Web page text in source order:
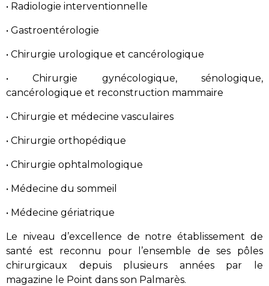
• Radiologie interventionnelle
• Gastroentérologie
• Chirurgie urologique et cancérologique
• Chirurgie gynécologique, sénologique,
cancérologique et reconstruction mammaire
• Chirurgie et médecine vasculaires
• Chirurgie orthopédique
• Chirurgie ophtalmologique
• Médecine du sommeil
• Médecine gériatrique
Le niveau d’excellence de notre établissement de
santé est reconnu pour l’ensemble de ses pôles
chirurgicaux depuis plusieurs années par le
magazine le Point dans son Palmarès.